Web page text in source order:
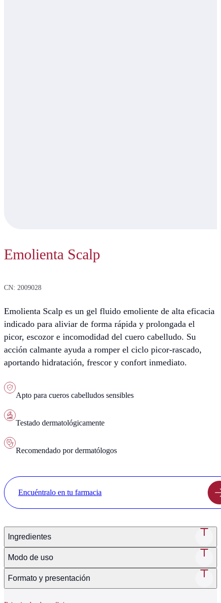
Emolienta Scalp
Emolienta Scalp es un gel fluido emoliente de alta eficacia
indicado para aliviar de forma rápida y prolongada el
picor, escozor e incomodidad del cuero cabelludo. Su
acción calmante ayuda a romper el ciclo picor-rascado,
aportando hidratación, frescor y confort inmediato.
CN: 2009028
Apto para cueros cabelludos sensibles
Testado dermatológicamente
Recomendado por dermatólogos
Encuéntralo en tu farmacia
Ingredientes
Modo de uso
Formato y presentación